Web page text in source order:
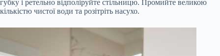
губку і ретельно відполіруйте стільницю. Промийте великою
кількістю чистої води та розітріть насухо.